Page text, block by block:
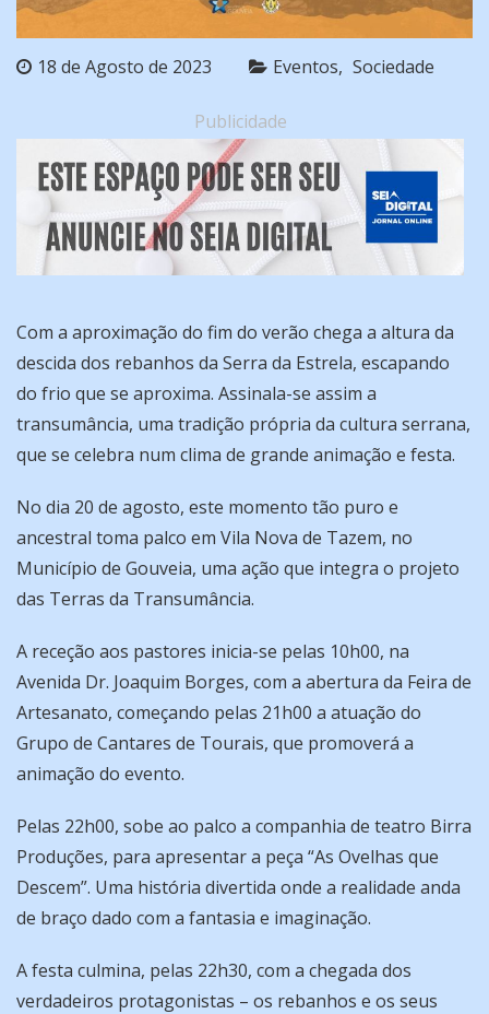
18 de Agosto de 2023 Eventos Sociedade
Publicidade
Com a aproximação do fim do verão chega a altura da
descida dos rebanhos da Serra da Estrela, escapando
do frio que se aproxima. Assinala-se assim a
transumância, uma tradição própria da cultura serrana,
que se celebra num clima de grande animação e festa.
No dia 20 de agosto, este momento tão puro e
ancestral toma palco em Vila Nova de Tazem, no
Município de Gouveia, uma ação que integra o projeto
das Terras da Transumância.
A receção aos pastores inicia-se pelas 10h00, na
Avenida Dr. Joaquim Borges, com a abertura da Feira de
Artesanato, começando pelas 21h00 a atuação do
Grupo de Cantares de Tourais, que promoverá a
animação do evento.
Pelas 22h00, sobe ao palco a companhia de teatro Birra
Produções, para apresentar a peça “As Ovelhas que
Descem”. Uma história divertida onde a realidade anda
de braço dado com a fantasia e imaginação.
A festa culmina, pelas 22h30, com a chegada dos
verdadeiros protagonistas – os rebanhos e os seus